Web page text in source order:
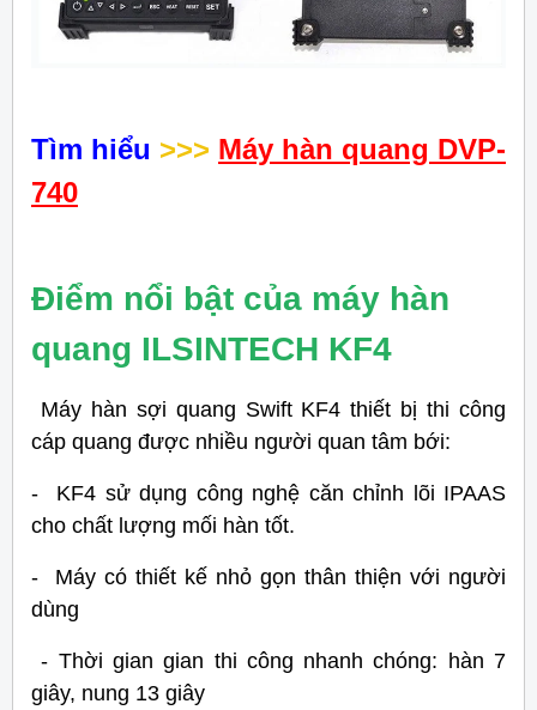
Tìm hiểu >>> Máy hàn quang DVP-
740
Điểm nổi bật của máy hàn
quang ILSINTECH KF4
Máy hàn sợi quang Swift KF4 thiết bị thi công
cáp quang được nhiều người quan tâm bới:
- KF4 sử dụng công nghệ căn chỉnh lõi IPAAS
cho chất lượng mối hàn tốt.
- Máy có thiết kế nhỏ gọn thân thiện với người
dùng
- Thời gian gian thi công nhanh chóng: hàn 7
giây, nung 13 giây